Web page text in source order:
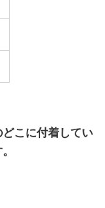
こに付着してい